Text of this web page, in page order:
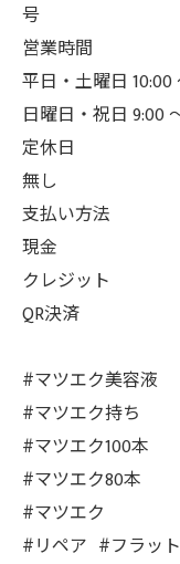
号
営業時間
平日・土曜日 10:00
日曜日・祝日 9:00
定休日
無し
支払い方法
現金
クレジット
QR決済
#マツエク美容液
#マツエク持ち
#マツエク100本
#マツエク80本
#マツエク
#リペア #フラッ